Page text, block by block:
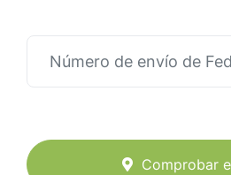
Comprobar